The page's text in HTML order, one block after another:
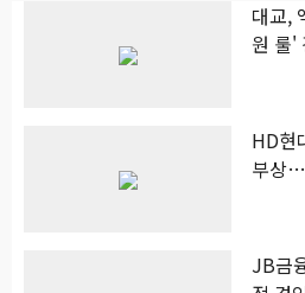
대교,
원 룰'
HD현
부상
JB금